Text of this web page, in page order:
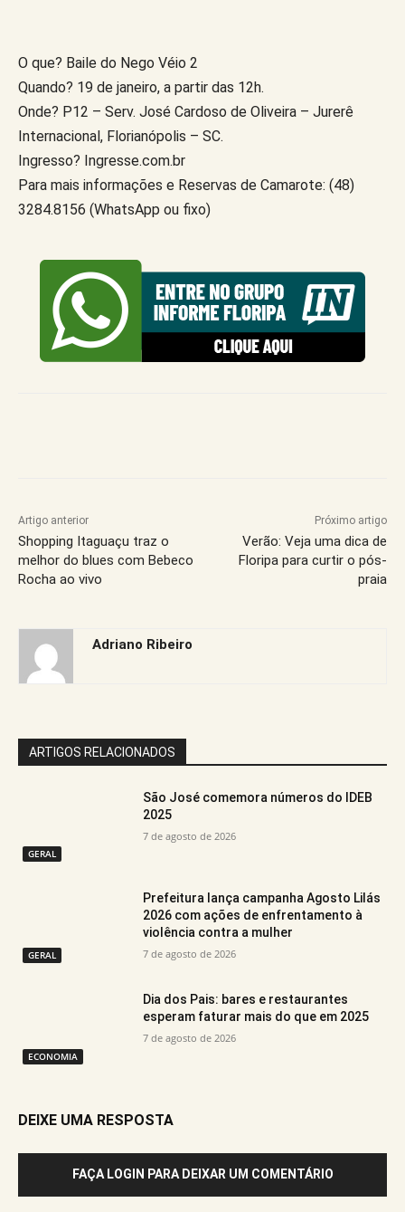
O que? Baile do Nego Véio 2
Quando? 19 de janeiro, a partir das 12h.
Onde? P12 – Serv. José Cardoso de Oliveira – Jurerê
Internacional, Florianópolis – SC.
Ingresso? Ingresse.com.br
Para mais informações e Reservas de Camarote: (48)
3284.8156 (WhatsApp ou fixo)
Artigo anterior
Shopping Itaguaçu traz o
melhor do blues com Bebeco
Rocha ao vivo
Próximo artigo
Verão: Veja uma dica de
Floripa para curtir o pós-
praia
Adriano Ribeiro
ARTIGOS RELACIONADOS
GERAL
São José comemora números do IDEB
2025
7 de agosto de 2026
GERAL
Prefeitura lança campanha Agosto Lilás
2026 com ações de enfrentamento à
violência contra a mulher
7 de agosto de 2026
ECONOMIA
Dia dos Pais: bares e restaurantes
esperam faturar mais do que em 2025
7 de agosto de 2026
DEIXE UMA RESPOSTA
FAÇA LOGIN PARA DEIXAR UM COMENTÁRIO